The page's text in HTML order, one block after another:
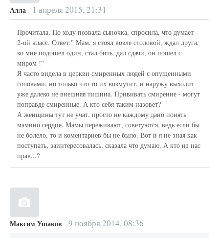
Алла 1 апреля 2015, 21:31
Прочитала. По ходу позвала сыночка, спросила, что думает -
2-ой класс. Ответ:" Мам, я стоял возле столовой, ждал друга,
ко мне подошел один, стал бить. дал сдачи, он пошел с
миром !"
Я часто видела в церкви смиренных людей с опущенными
головами, но только что то их возмутит, и наружу выходит
уже далеко не внешняя тишина. Прививать смирение - могут
поправде смиренные. А кто себя таким назовет?
А женщины тут не учат, просто не каждому дано понять
мамино сердце. Мамы переживают, советуются, ведь если бы
не болело, то и коментариев бы не было. Вот и я не зная как
поступать, заинтересовалась, сказала что думаю. А кто из нас
прав...?
Максим Ушаков 9 ноября 2014, 08:36